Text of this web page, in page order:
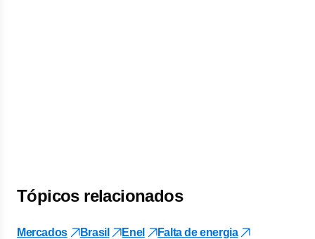
Tópicos relacionados
Mercados Brasil Enel
Falta de energia